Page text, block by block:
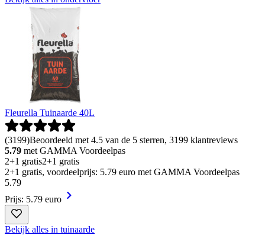
Fleurella Tuinaarde 40L
(3199)Beoordeeld met 4.5 van de 5 sterren, 3199 klantreviews
5.79 met GAMMA Voordeelpas
2+1 gratis2+1 gratis
2+1 gratis, voordeelprijs: 5.79 euro met GAMMA Voordeelpas
5.79
Prijs: 5.79 euro
Bekijk alles in tuinaarde